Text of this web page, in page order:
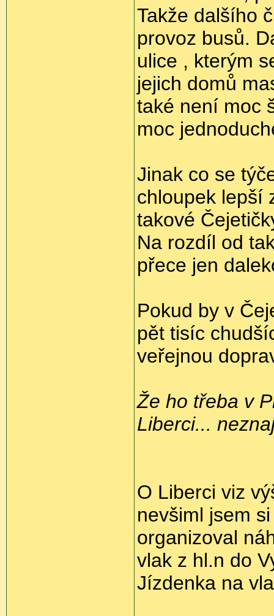
Takže dalšího
provoz busů.
ulice , kterým
jejich domů
také není moc
moc
Jinak co se
chloupek lepší
takové
Na rozdíl od
přece jen
Pokud by v
pět tisíc
veřejnou
Že ho třeba v
Liberci...
O Liberci viz
nevšiml jsem
organizoval
vlak z hl.n do
Jízdenka na